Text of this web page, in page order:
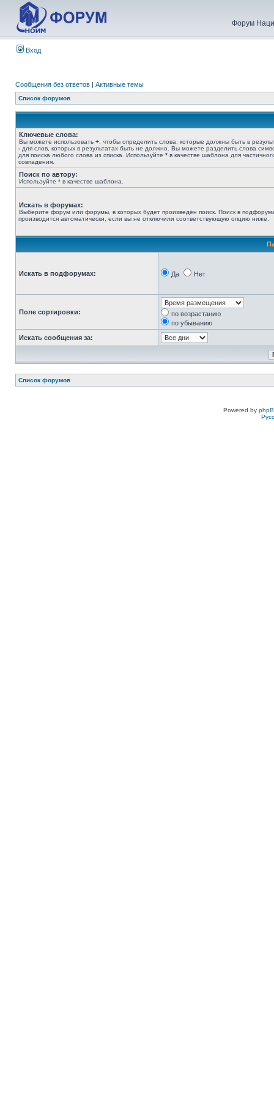
Форум
Вход
Сообщения без ответов | Активные темы
Список форумов
Ключевые слова:
Вы можете использовать + , чтобы определить слова, которые должны быть в
- для слов, которых в результатах быть не должно. Вы можете разделить слова
для поиска любого слова из списка. Используйте * в качестве шаблона для
совпадения.
Поиск по автору:
Используйте * в качестве шаблона.
Искать в форумах:
Выберите форум или форумы, в которых будет произведён поиск. Поиск в
производится автоматически, если вы не отключили соответствующую опцию ниже.
Искать в подфорумах: Да Нет
Поле сортировки:
по возрастанию
по убыванию
Искать сообщения за:
Список форумов
Powered by